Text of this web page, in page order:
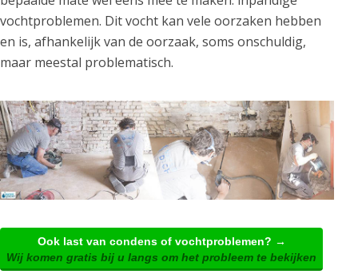
vochtproblemen. Dit vocht kan vele oorzaken hebben
en is, afhankelijk van de oorzaak, soms onschuldig,
maar meestal problematisch.
Ook last van condens of vochtproblemen? →
Wij komen gratis bij u langs om het probleem te bekijken